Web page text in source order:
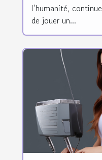
traditionnelle
l’humanité, continue
de jouer un...